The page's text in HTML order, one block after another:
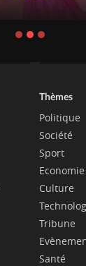
Thèmes
Politique
Société
Sport
Economie
Culture
Tribune
Santé